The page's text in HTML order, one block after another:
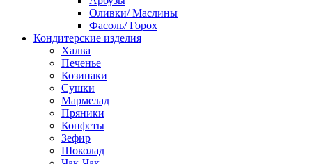
Оливки/ Маслины
Фасоль/ Горох
Кондитерские изделия
Халва
Печенье
Козинаки
Сушки
Мармелад
Пряники
Конфеты
Зефир
Шоколад